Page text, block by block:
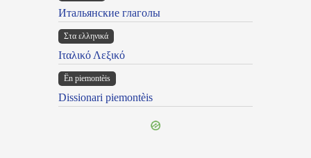
Итальянские глаголы
Στα ελληνικά
Ιταλικό Λεξικό
Ën piemontèis
Dissionari piemontèis